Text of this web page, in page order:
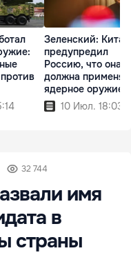
Зеленский: Китай
предупредил
Россию, что она
должна
ядерное оружие
10 Июл. 18:03
32 744
имя
в
страны